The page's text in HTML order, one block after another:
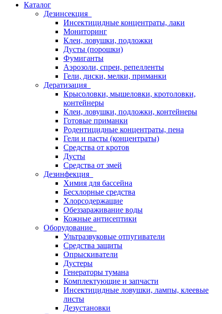
Каталог
Дезинсекция
Инсектицидные концентраты, лаки
Мониторинг
Клеи, ловушки, подложки
Дусты (порошки)
Фумиганты
Аэрозоли, спреи, репелленты
Гели, диски, мелки, приманки
Дератизация
Крысоловки, мышеловки, кротоловки,
контейнеры
Клеи, ловушки, подложки, контейнеры
Готовые приманки
Родентицидные концентраты, пена
Гели и пасты (концентраты)
Средства от кротов
Дусты
Средства от змей
Дезинфекция
Химия для бассейна
Бесхлорные средства
Хлорсодержащие
Обеззараживание воды
Кожные антисептики
Оборудование
Ультразвуковые отпугиватели
Средства защиты
Опрыскиватели
Дустеры
Генераторы тумана
Комплектующие и запчасти
Инсектицидные ловушки, лампы, клеевые
листы
Дезустановки